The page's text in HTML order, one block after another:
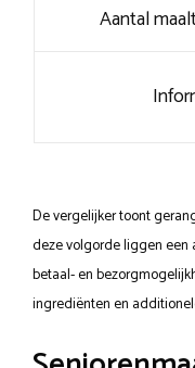
Aantal
De vergelijker toont
deze volgorde liggen een
betaal- en
ingrediënten en